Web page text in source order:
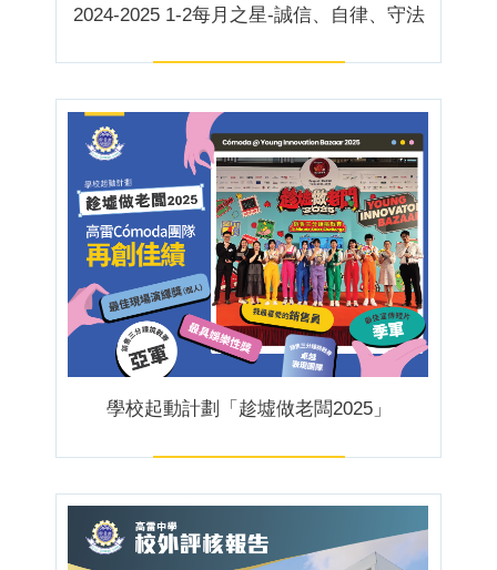
2024-2025 1-2每月之星-誠信、自律、守法
學校起動計劃「趁墟做老闆2025」